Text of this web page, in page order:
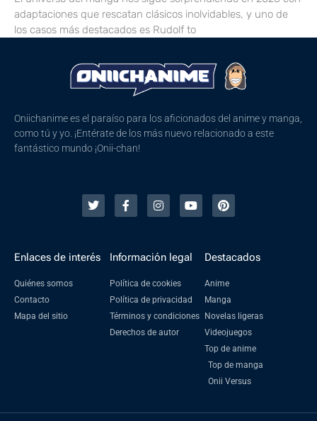
adaptaciones que rescatan clásicos inolvidables, y uno de
los casos más destacados es Rudolf to
Oniichanime es el paraíso para los aficionados del anime y manga,
como tú y yo. ¡Entérate de los más nuevo relacionado a este
fantástico mundo ¡Onii-chan!
Enlaces de interés
Quiénes somos
Contacto
Mapa del sitio
Información legal
Política de cookies
Política de privacidad
Términos y condiciones
Derechos de autor
Destacados
Anime
Manga
Novelas ligeras
Videojuegos
Top de anime
Top de manga
Onii Versus